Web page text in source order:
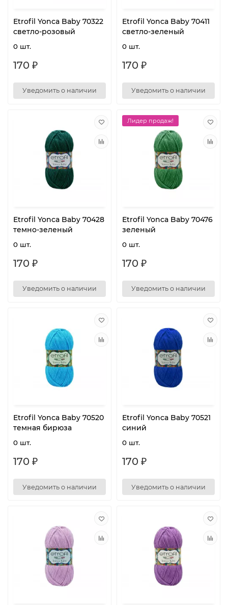
Etrofil Yonca Baby 70322
светло-розовый
0 шт.
170 ₽
Уведомить о наличии
Etrofil Yonca Baby 70411
светло-зеленый
0 шт.
170 ₽
Уведомить о наличии
Etrofil Yonca Baby 70428
темно-зеленый
0 шт.
170 ₽
Уведомить о наличии
Лидер продаж!
Etrofil Yonca Baby 70476
зеленый
0 шт.
170 ₽
Уведомить о наличии
Etrofil Yonca Baby 70520
темная бирюза
0 шт.
170 ₽
Уведомить о наличии
Etrofil Yonca Baby 70521
синий
0 шт.
170 ₽
Уведомить о наличии